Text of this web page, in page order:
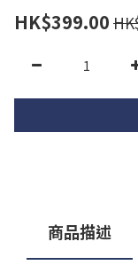
HK$399.00
商品描述